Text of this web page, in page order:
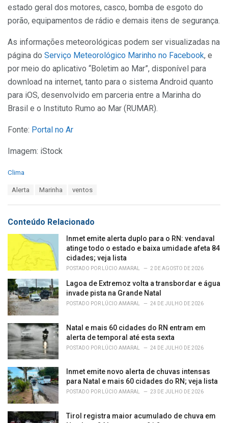
estado geral dos motores, casco, bomba de esgoto do
porão, equipamentos de rádio e demais itens de segurança.
As informações meteorológicas podem ser visualizadas na
página do Serviço Meteorológico Marinho no Facebook, e
por meio do aplicativo “Boletim ao Mar”, disponível para
download na internet, tanto para o sistema Android quanto
para iOS, desenvolvido em parceria entre a Marinha do
Brasil e o Instituto Rumo ao Mar (RUMAR).
Fonte: Portal no Ar
Imagem: iStock
C
o
r
i
Clima
:
Alerta Marinha ventos
Conteúdo Relacionado
Inmet emite alerta duplo para o RN: vendaval
atinge todo o estado e baixa umidade afeta 84
cidades; veja lista
POSTADO POR LÚCIO AMARAL 2 DE AGOSTO DE 2026
Lagoa de Extremoz volta a transbordar e água
invade pista na Grande Natal
POSTADO POR LÚCIO AMARAL 24 DE JULHO DE 2026
Natal e mais 60 cidades do RN entram em
alerta de temporal até esta sexta
POSTADO POR LÚCIO AMARAL 24 DE JULHO DE 2026
Inmet emite novo alerta de chuvas intensas
para Natal e mais 60 cidades do RN; veja lista
POSTADO POR LÚCIO AMARAL 23 DE JULHO DE 2026
Tirol registra maior acumulado de chuva em